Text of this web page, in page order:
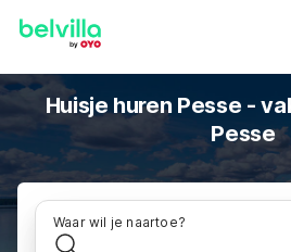
Huisje huren Pesse -
Pesse
Waar wil je naartoe?